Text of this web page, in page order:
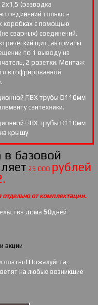
2х1,5 (разводка
соединений только в
коробках с помощью
сварных) соединений.
щит, автоматы
по 1 выводу на
2 розетки. Монтаж
в гофрированной
ПВХ трубы D110мм
сантехники.
ПВХ трубы D110мм
крышу
базовой
25 000 рублей
от комплектации.
дома 50дней
акции
Пожалуйста,
на любые возникшие